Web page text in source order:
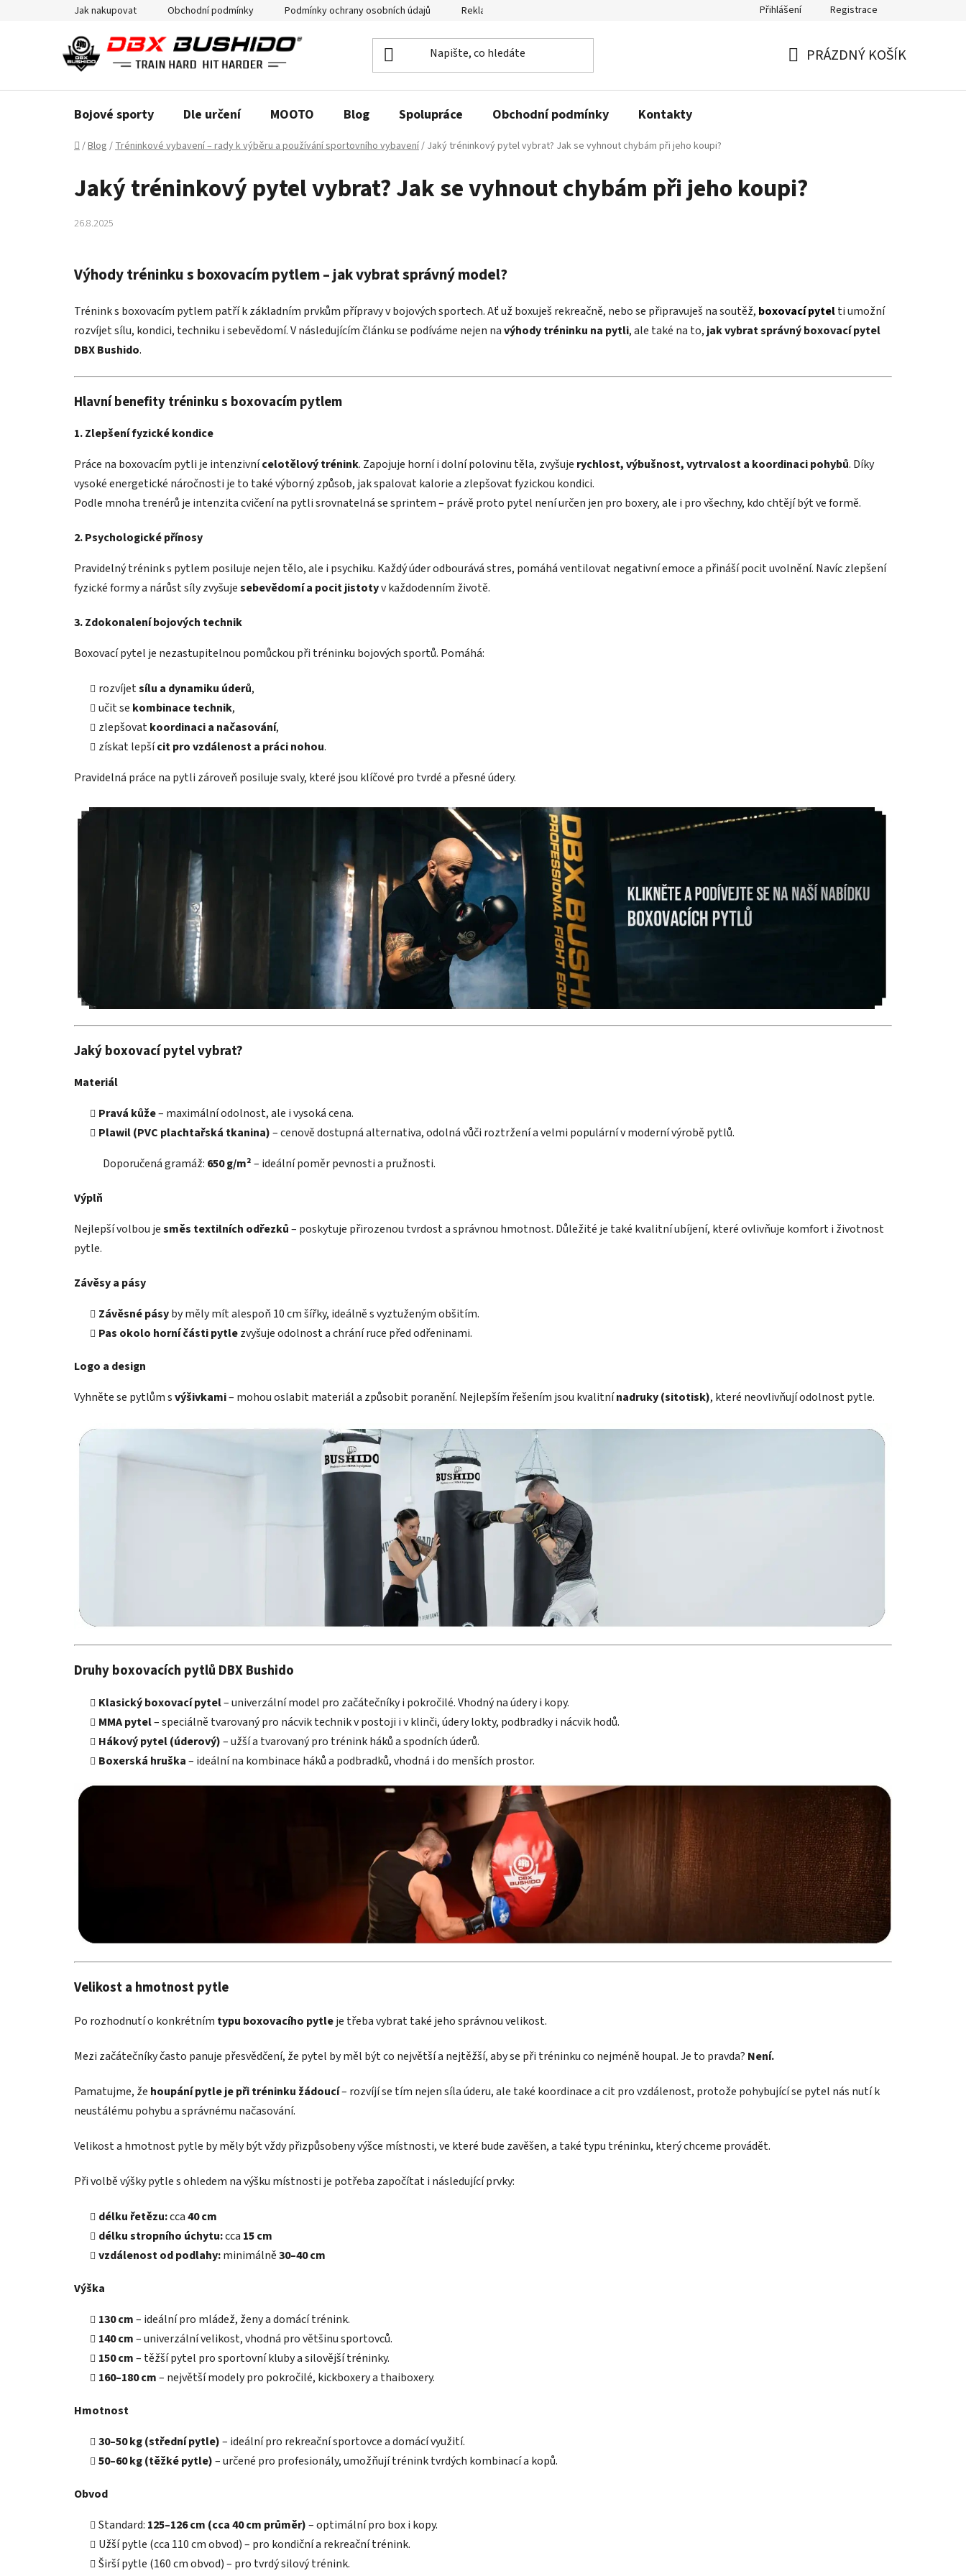
Jak nakupovat Obchodní podmínky Podmínky ochrany osobních údajů Reklamační řád a odstoupení od smlouvy Politika používání cookiesPřihlášení Registrace
PRÁZDNÝ KOŠÍK
Bojové sporty Dle určení MOOTO Blog Spolupráce Obchodní podmínky Kontakty
Domů
/Blog /Tréninkové vybavení – rady k výběru a používání sportovního vybavení/ Jaký tréninkový pytel vybrat? Jak se vyhnout chybám při jeho koupi?
Jaký tréninkový pytel vybrat? Jak se vyhnout chybám při jeho koupi?
26.8.2025
Výhody tréninku s boxovacím pytlem – jak vybrat správný model?
Trénink s boxovacím pytlem patří k základním prvkům přípravy v bojových sportech. Ať už boxuješ rekreačně, nebo se připravuješ na soutěž, boxovací pytelti umožní
rozvíjet sílu, kondici, techniku i sebevědomí. V následujícím článku se podíváme nejen navýhody tréninku na pytli, ale také na to, jak vybrat správný boxovací pytel
DBX Bushido.
Hlavní benefity tréninku s boxovacím pytlem
1. Zlepšení fyzické kondice
Práce na boxovacím pytli je intenzivnícelotělový trénink. Zapojuje horní i dolní polovinu těla, zvyšuje rychlost, výbušnost, vytrvalost a koordinaci pohybů. Díky
vysoké energetické náročnosti je to také výborný způsob, jak spalovat kalorie a zlepšovat fyzickou kondici.
Podle mnoha trenérů je intenzita cvičení na pytli srovnatelná se sprintem – právě proto pytel není určen jen pro boxery, ale i pro všechny, kdo chtějí být ve formě.
2. Psychologické přínosy
Pravidelný trénink s pytlem posiluje nejen tělo, ale i psychiku. Každý úder odbourává stres, pomáhá ventilovat negativní emoce a přináší pocit uvolnění. Navíc zlepšení
fyzické formy a nárůst síly zvyšujesebevědomí a pocit jistotyv každodenním životě.
3. Zdokonalení bojových technik
Boxovací pytel je nezastupitelnou pomůckou při tréninku bojových sportů. Pomáhá:
rozvíjetsílu a dynamiku úderů,
učit se kombinace technik,
zlepšovatkoordinaci a načasování,
získat lepšícit pro vzdálenost a práci nohou.
Pravidelná práce na pytli zároveň posiluje svaly, které jsou klíčové pro tvrdé a přesné údery.
Jaký boxovací pytel vybrat?
Materiál
Pravá kůže– maximální odolnost, ale i vysoká cena.
Plawil (PVC plachtařská tkanina)– cenově dostupná alternativa, odolná vůči roztržení a velmi populární v moderní výrobě pytlů.
Doporučená gramáž: 650 g/m²– ideální poměr pevnosti a pružnosti.
Výplň
Nejlepší volbou jesměs textilních odřezků– poskytuje přirozenou tvrdost a správnou hmotnost. Důležité je také kvalitní ubíjení, které ovlivňuje komfort i životnost
pytle.
Závěsy a pásy
Závěsné pásyby měly mít alespoň 10 cm šířky, ideálně s vyztuženým obšitím.
Pas okolo horní části pytlezvyšuje odolnost a chrání ruce před odřeninami.
Logo a design
Vyhněte se pytlům svýšivkami– mohou oslabit materiál a způsobit poranění. Nejlepším řešením jsou kvalitnínadruky (sitotisk), které neovlivňují odolnost pytle.
Druhy boxovacích pytlů DBX Bushido
Klasický boxovací pytel– univerzální model pro začátečníky i pokročilé. Vhodný na údery i kopy.
MMA pytel– speciálně tvarovaný pro nácvik technik v postoji i v klinči, údery lokty, podbradky i nácvik hodů.
Hákový pytel (úderový)– užší a tvarovaný pro trénink háků a spodních úderů.
Boxerská hruška– ideální na kombinace háků a podbradků, vhodná i do menších prostor.
Velikost a hmotnost pytle
Po rozhodnutí o konkrétním typu boxovacího pytleje třeba vybrat také jeho správnou velikost.
Mezi začátečníky často panuje přesvědčení, že pytel by měl být co největší a nejtěžší, aby se při tréninku co nejméně houpal. Je to pravda? Není.
Pamatujme, že houpání pytle je při tréninku žádoucí– rozvíjí se tím nejen síla úderu, ale také koordinace a cit pro vzdálenost, protože pohybující se pytel nás nutí k
neustálému pohybu a správnému načasování.
Velikost a hmotnost pytle by měly být vždy přizpůsobeny výšce místnosti, ve které bude zavěšen, a také typu tréninku, který chceme provádět.
Při volbě výšky pytle s ohledem na výšku místnosti je potřeba započítat i následující prvky:
délku řetězu:cca40 cm
délku stropního úchytu:cca 15 cm
vzdálenost od podlahy:minimálně30–40 cm
Výška
130 cm– ideální pro mládež, ženy a domácí trénink.
140 cm– univerzální velikost, vhodná pro většinu sportovců.
150 cm– těžší pytel pro sportovní kluby a silovější tréninky.
160–180 cm– největší modely pro pokročilé, kickboxery a thaiboxery.
Hmotnost
30–50 kg (střední pytle)– ideální pro rekreační sportovce a domácí využití.
50–60 kg (těžké pytle)– určené pro profesionály, umožňují trénink tvrdých kombinací a kopů.
Obvod
Standard: 125–126 cm (cca 40 cm průměr)– optimální pro box i kopy.
Užší pytle (cca 110 cm obvod) – pro kondiční a rekreační trénink.
Širší pytle (160 cm obvod) – pro tvrdý silový trénink.